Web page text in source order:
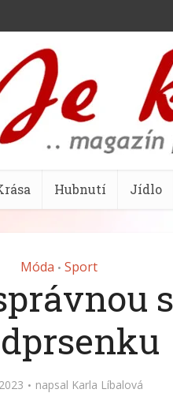
Hubnutí Jídlo
Móda • Sport
napsal Karla Líbalová